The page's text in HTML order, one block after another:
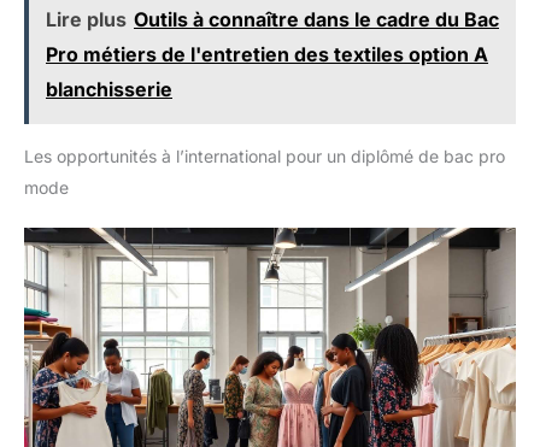
Lire plus Outils à connaître dans le cadre du Bac
Pro métiers de l'entretien des textiles option A
blanchisserie
Les opportunités à l’international pour un diplômé de bac pro
mode